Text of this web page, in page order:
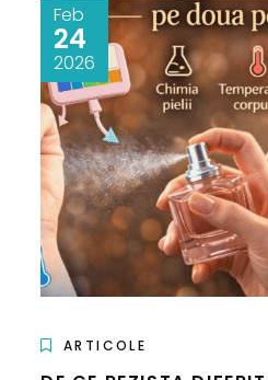
Feb
24
2026
ARTICOLE